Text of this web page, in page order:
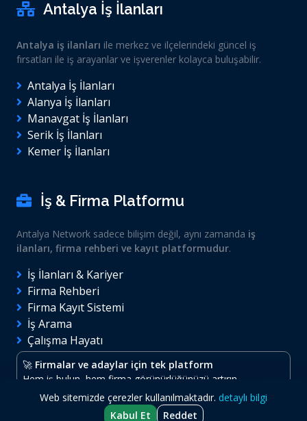
Antalya İş İlanları
Antalya iş ilanları ile merkez ve ilçelerindeki güncel iş
fırsatları ile iş arayanlar ve işverenler kolayca buluşabilir.
Antalya İş İlanları
Alanya İş İlanları
Manavgat İş İlanları
Serik İş İlanları
Kemer İş İlanları
İş & Firma Platformu
Antalya Network sadece bilişim değil, aynı zamanda iş
ilanları, firma rehberi ve kayıt platformudur.
İş İlanları & Kariyer
Firma Rehberi
Firma Kayıt Sistemi
İş Arama
Çalışma Hayatı
🚀 Firmalar ve adaylar için tek platform
Hem iş bulun, hem firma görünürlüğünüzü artırın.
Web sitemizde çerezler kullanılmaktadır. detaylı bilgi
Kabul Et
Reddet